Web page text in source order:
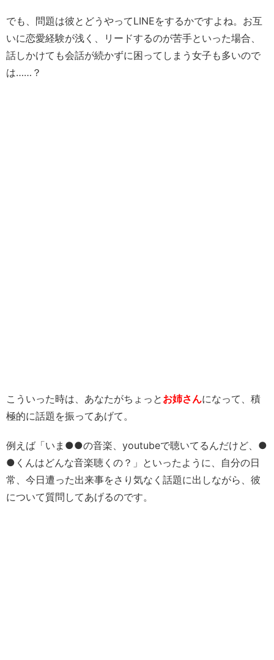
でも、問題は彼とどうやってLINEをするかですよね。お互
いに恋愛経験が浅く、リードするのが苦手といった場合、
話しかけても会話が続かずに困ってしまう女子も多いので
は……？
こういった時は、あなたがちょっと お姉さんになって、積
極的に話題を振ってあげて。
例えば「いま●●の音楽、youtubeで聴いてるんだけど、●
●くんはどんな音楽聴くの？」といったように、自分の日
常、今日遭った出来事をさり気なく話題に出しながら、彼
について質問してあげるのです。